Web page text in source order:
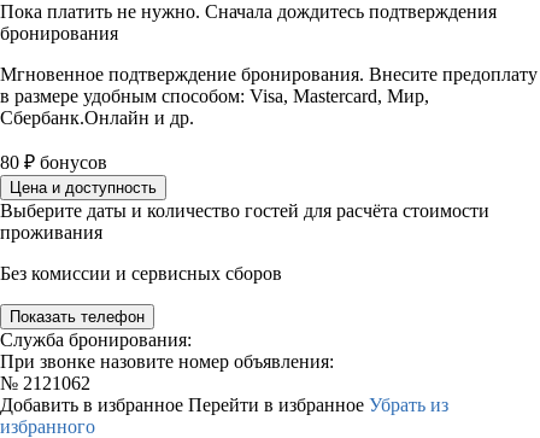
Пока платить не нужно. Сначала дождитесь подтверждения
бронирования
Мгновенное подтверждение бронирования. Внесите предоплату
в размере удобным способом: Visa, Mastercard, Мир,
Сбербанк.Онлайн и др.
80 ₽ бонусов
Цена и доступность
Выберите даты и количество гостей для расчёта стоимости
проживания
Без комиссии и сервисных сборов
Показать телефон
Служба бронирования:
При звонке назовите номер объявления:
№ 2121062
Добавить в избранное Перейти в избранное Убрать из
избранного